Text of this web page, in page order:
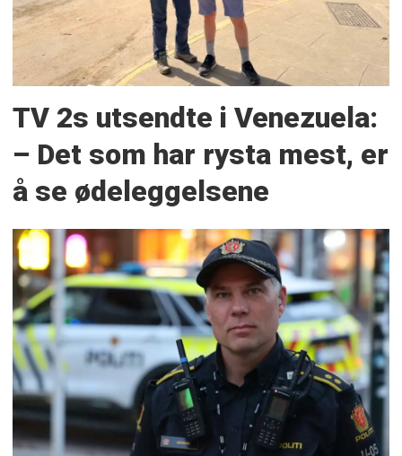
TV 2s utsendte i Venezuela:
– Det som har rysta mest, er
å se ødeleggelsene